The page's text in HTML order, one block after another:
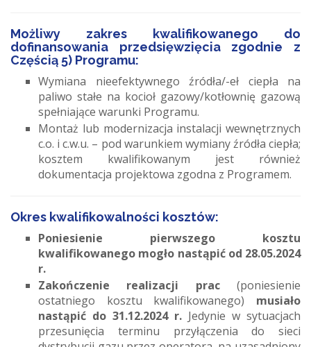
Możliwy zakres kwalifikowanego do
dofinansowania przedsięwzięcia zgodnie z
Częścią 5) Programu:
Wymiana nieefektywnego źródła/-eł ciepła na
paliwo stałe na kocioł gazowy/kotłownię gazową
spełniające warunki Programu.
Montaż lub modernizacja instalacji wewnętrznych
c.o. i c.w.u. – pod warunkiem wymiany źródła ciepła;
kosztem kwalifikowanym jest również
dokumentacja projektowa zgodna z Programem.
Okres kwalifikowalności kosztów:
Poniesienie pierwszego kosztu
kwalifikowanego mogło nastąpić od 28.05.2024
r.
Zakończenie realizacji prac (poniesienie
ostatniego kosztu kwalifikowanego) musiało
nastąpić do 31.12.2024 r. Jedynie w sytuacjach
przesunięcia terminu przyłączenia do sieci